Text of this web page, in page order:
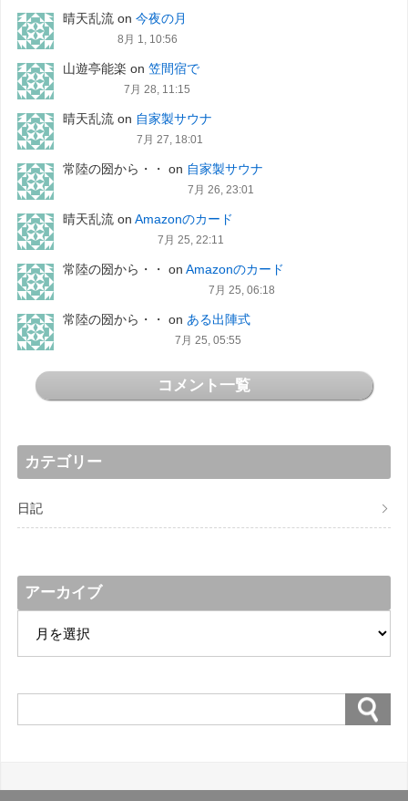
晴天乱流on 今夜の月
8月 1, 10:56
山遊亭能楽 on 笠間宿で
7月 28, 11:15
晴天乱流on 自家製サウナ
7月 27, 18:01
常陸の圀から・・ on 自家製サウナ
7月 26, 23:01
晴天乱流on Amazonのカード
7月 25, 22:11
常陸の圀から・・ on Amazonのカード
7月 25, 06:18
常陸の圀から・・ on ある出陣式
7月 25, 05:55
コメント一覧
カテゴリー
日記
アーカイブ
カ
ブ